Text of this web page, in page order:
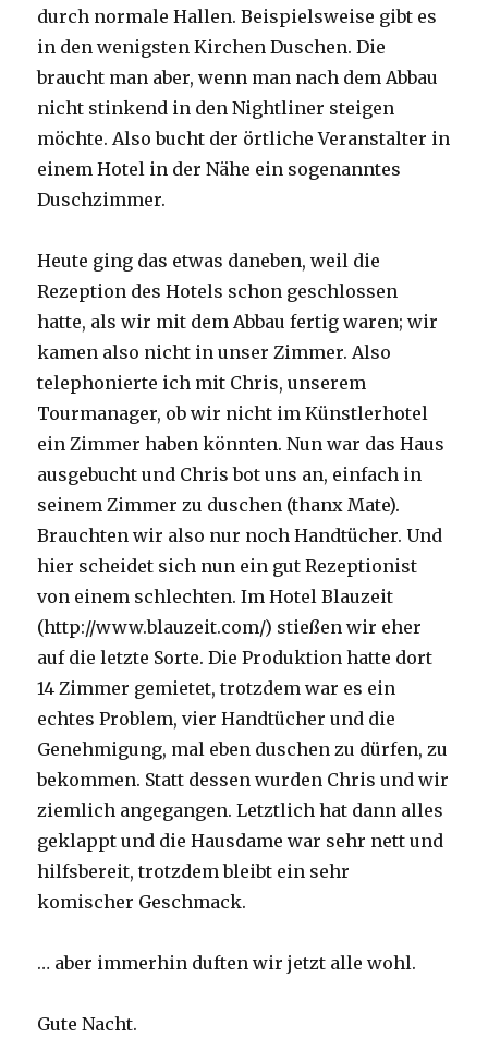
durch normale Hallen. Beispielsweise gibt es
in den wenigsten Kirchen Duschen. Die
braucht man aber, wenn man nach dem Abbau
nicht stinkend in den Nightliner steigen
möchte. Also bucht der örtliche Veranstalter in
einem Hotel in der Nähe ein sogenanntes
Duschzimmer.
Heute ging das etwas daneben, weil die
Rezeption des Hotels schon geschlossen
hatte, als wir mit dem Abbau fertig waren; wir
kamen also nicht in unser Zimmer. Also
telephonierte ich mit Chris, unserem
Tourmanager, ob wir nicht im Künstlerhotel
ein Zimmer haben könnten. Nun war das Haus
ausgebucht und Chris bot uns an, einfach in
seinem Zimmer zu duschen (thanx Mate).
Brauchten wir also nur noch Handtücher. Und
hier scheidet sich nun ein gut Rezeptionist
von einem schlechten. Im Hotel Blauzeit
(http://www.blauzeit.com/) stießen wir eher
auf die letzte Sorte. Die Produktion hatte dort
14 Zimmer gemietet, trotzdem war es ein
echtes Problem, vier Handtücher und die
Genehmigung, mal eben duschen zu dürfen, zu
bekommen. Statt dessen wurden Chris und wir
ziemlich angegangen. Letztlich hat dann alles
geklappt und die Hausdame war sehr nett und
hilfsbereit, trotzdem bleibt ein sehr
komischer Geschmack.
… aber immerhin duften wir jetzt alle wohl.
Gute Nacht.